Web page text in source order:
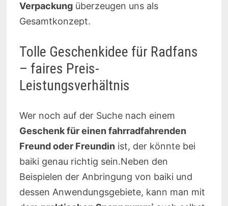
Verpackungüberzeugen uns als
Gesamtkonzept.
Tolle Geschenkidee für Radfans
– faires Preis-
Leistungsverhältnis
Wer noch auf der Suche nach einem
Geschenk für einen fahrradfahrenden
Freund oder Freundin ist, der könnte bei
baiki genau richtig sein.Neben den
Beispielen der Anbringung von baiki und
dessen Anwendungsgebiete, kann man mit